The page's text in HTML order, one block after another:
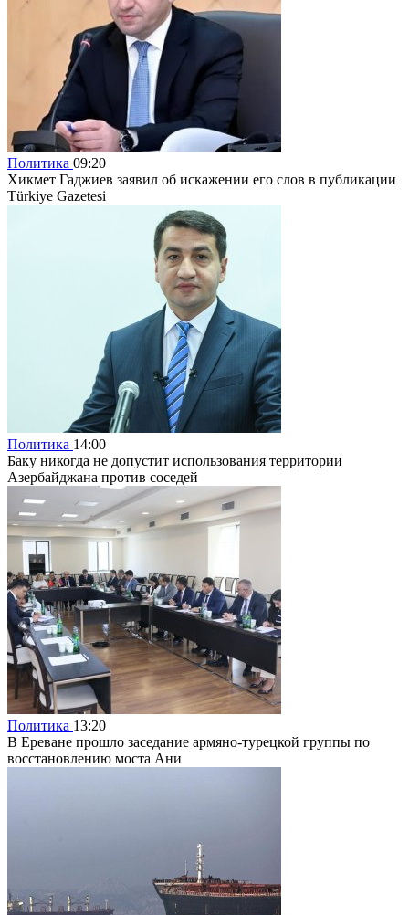
Политика 09:20
Хикмет Гаджиев заявил об искажении его слов в публикации
Türkiye Gazetesi
Политика 14:00
Баку никогда не допустит использования территории
Азербайджана против соседей
Политика 13:20
В Ереване прошло заседание армяно-турецкой группы по
восстановлению моста Ани